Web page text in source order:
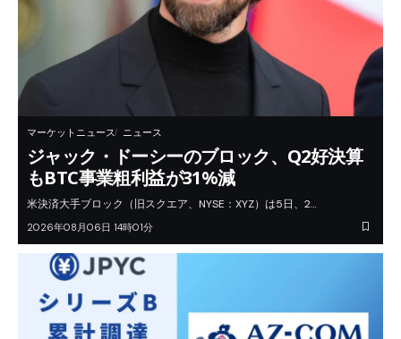
マーケットニュース ニュース
ジャック・ドーシーのブロック、Q2好決算
もBTC事業粗利益が31%減
米決済大手ブロック（旧スクエア、NYSE：XYZ）は5日、2…
2026年08月06日 14時01分